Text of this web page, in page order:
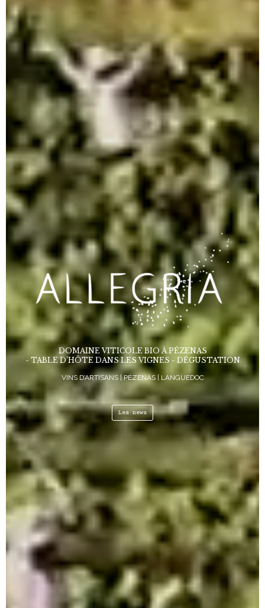
DOMAINE VITICOLE BIO À PÉZENAS
- TABLE D’HÔTE DANS LES VIGNES - DÉGUSTATION
VINS D’ARTISANS | PÉZENAS | LANGUEDOC
Les news